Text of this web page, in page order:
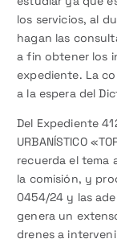
los servicios, al
hagan las
a fin obtener los
expediente. La
a la espera del
Del Expediente
URBANÍSTICO
recuerda el tema
la comisión, y
0454/24 y las
genera un
drenes a